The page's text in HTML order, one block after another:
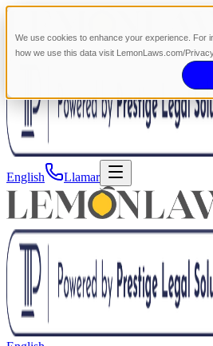
We use cookies to enhance your experience. For
how we use this data visit LemonLaws.com/
English Llamar